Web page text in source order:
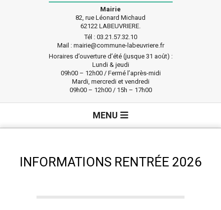
Mairie
82, rue Léonard Michaud
62122 LABEUVRIERE.
Tél : 03.21.57.32.10
Mail : mairie@commune-labeuvriere.fr
Horaires d’ouverture d’été (jusque 31 août) :
Lundi & jeudi
09h00 – 12h00 / Fermé l’après-midi
Mardi, mercredi et vendredi
09h00 – 12h00 / 15h – 17h00
MENU
INFORMATIONS RENTRÉE 2026